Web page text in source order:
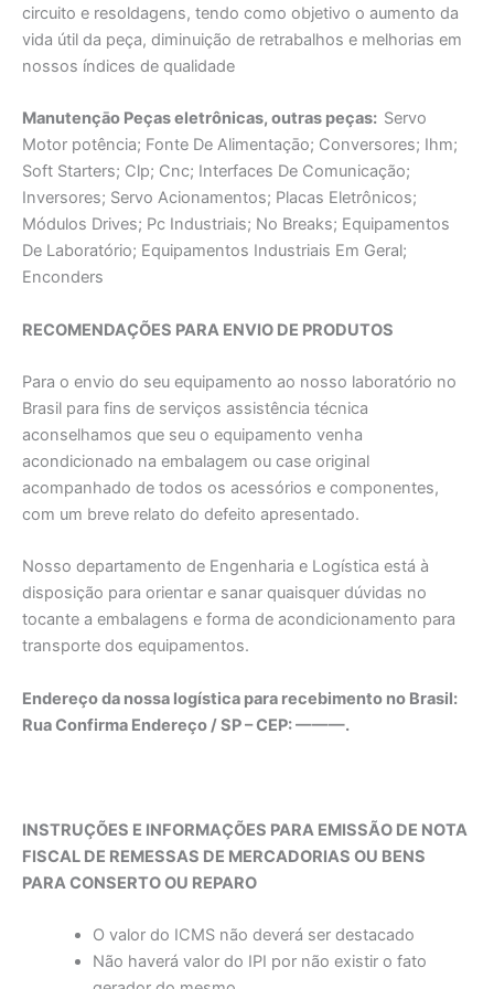
circuito e resoldagens, tendo como objetivo o aumento da
vida útil da peça, diminuição de retrabalhos e melhorias em
nossos índices de qualidade
Manutençāo Peças eletrônicas, outras peças: Servo
Motor potência; Fonte De Alimentaçāo; Conversores; Ihm;
Soft Starters; Clp; Cnc; Interfaces De Comunicação;
Inversores; Servo Acionamentos; Placas Eletrônicos;
Módulos Drives; Pc Industriais; No Breaks; Equipamentos
De Laboratório; Equipamentos Industriais Em Geral;
Enconders
RECOMENDAÇÕES PARA ENVIO DE PRODUTOS
Para o envio do seu equipamento ao nosso laboratório no
Brasil para fins de serviços assistência técnica
aconselhamos que seu o equipamento venha
acondicionado na embalagem ou case original
acompanhado de todos os acessórios e componentes,
com um breve relato do defeito apresentado.
Nosso departamento de Engenharia e Logística está à
disposição para orientar e sanar quaisquer dúvidas no
tocante a embalagens e forma de acondicionamento para
transporte dos equipamentos.
Endereço da nossa logística para recebimento no Brasil:
Rua Confirma Endereço / SP – CEP: ———.
INSTRUÇÕES E INFORMAÇÕES PARA EMISSÃO DE NOTA
FISCAL DE REMESSAS DE MERCADORIAS OU BENS
PARA CONSERTO OU REPARO
O valor do ICMS não deverá ser destacado
Não haverá valor do IPI por não existir o fato